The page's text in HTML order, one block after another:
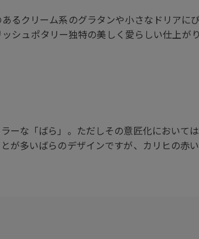
るクリーム系のグラタンや小さなドリアに
シュポタリー独特の美しく愛らしい仕上が
ーな「ばら」。ただしその意匠化において
が多いばらのデザインですが、カリヒの赤